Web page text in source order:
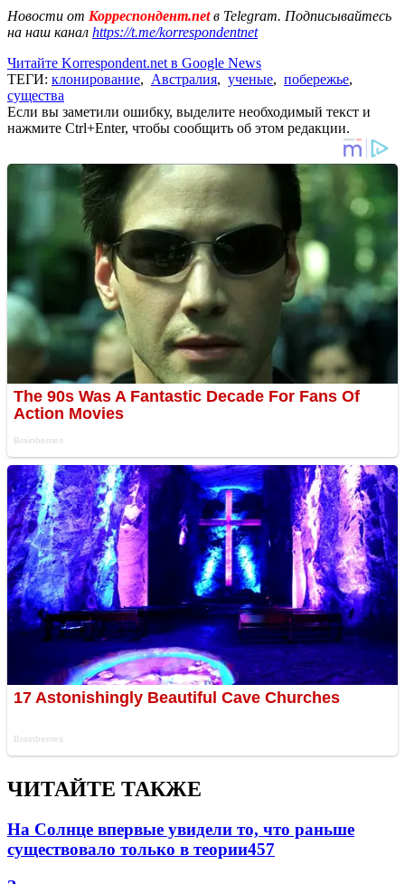
Новости от Корреспондент.netв Telegram. Подписывайтесь
на наш канал https://t.me/korrespondentnet
Читайте Korrespondent.net в Google News
ТЕГИ: клонирование, Австралия, ученые, побережье,
существа
Если вы заметили ошибку, выделите необходимый текст и
нажмите Ctrl+Enter, чтобы сообщить об этом редакции.
ЧИТАЙТЕ ТАКЖЕ
На Солнце впервые увидели то, что раньше
существовало только в теории457